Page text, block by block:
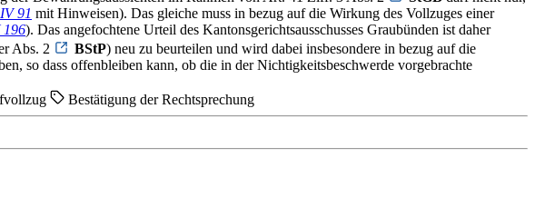
91 mit Hinweisen). Das gleiche muss in bezug auf die Wirkung des Vollzuges einer
196). Das angefochtene Urteil des Kantonsgerichtsausschusses Graubünden ist daher
Abs. 2
BStP) neu zu beurteilen und wird dabei insbesondere in bezug auf die
so dass offenbleiben kann, ob die in der Nichtigkeitsbeschwerde vorgebrachte
Bestätigung der Rechtsprechung